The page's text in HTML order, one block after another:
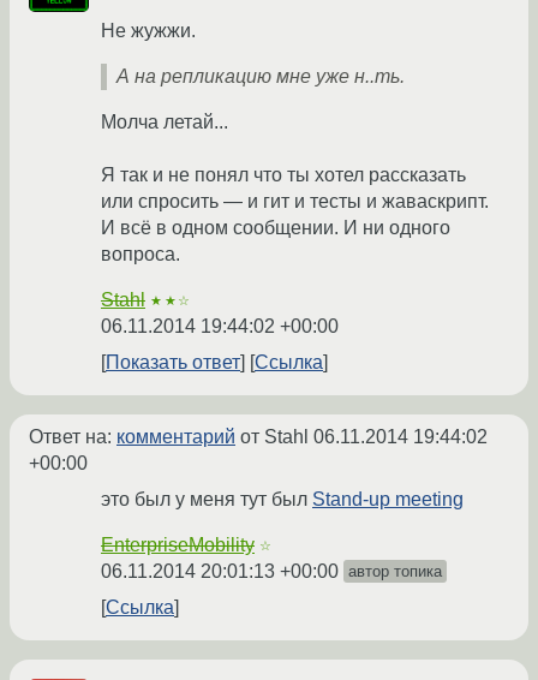
Не жужжи.
А на репликацию мне уже н..ть.
Молча летай...
Я так и не понял что ты хотел рассказать
или спросить — и гит и тесты и жаваскрипт.
И всё в одном сообщении. И ни одного
вопроса.
Stahl ★★☆
06.11.2014 19:44:02 +00:00
Показать ответ
Ссылка
Ответ на: комментарий от Stahl 06.11.2014 19:44:02
+00:00
это был у меня тут был Stand-up meeting
EnterpriseMobility ☆
06.11.2014 20:01:13 +00:00 автор топика
Ссылка